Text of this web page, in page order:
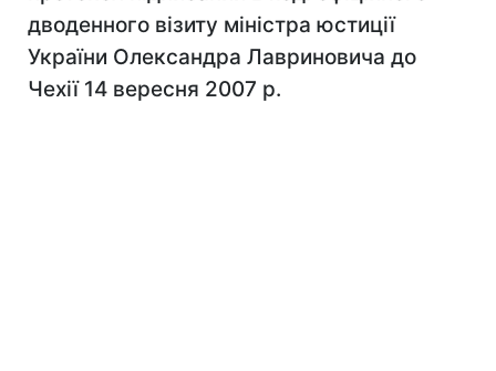
дводенного візиту міністра юстиції
України Олександра Лавриновича до
Чехії 14 вересня 2007 р.